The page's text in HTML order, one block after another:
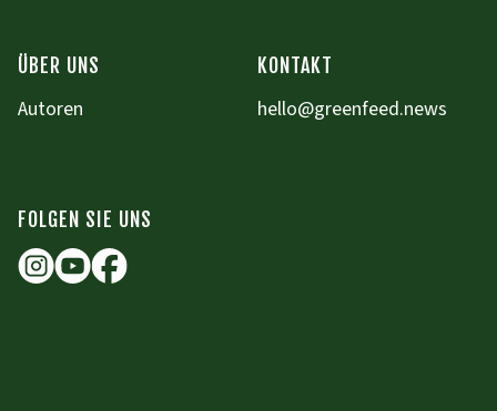
ÜBER UNS
Autoren
KONTAKT
hello@greenfeed.news
FOLGEN SIE UNS